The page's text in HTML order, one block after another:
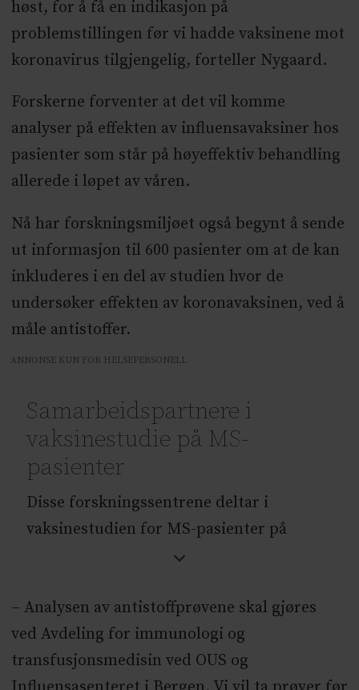
høst, for å få en indikasjon på
problemstillingen før vi hadde vaksinene mot
koronavirus tilgjengelig, forteller Nygaard.
Forskerne forventer at det vil komme
analyser på effekten av influensavaksiner hos
pasienter som står på høyeffektiv behandling
allerede i løpet av våren.
Nå har forskningsmiljøet også begynt å sende
ut informasjon til 600 pasienter om at de kan
inkluderes i en del av studien hvor de
undersøker effekten av koronavaksinen, ved å
måle antistoffer.
ANNONSE KUN FOR HELSEPERSONELL
Samarbeidspartnere i
vaksinestudie på MS-
pasienter
Disse forskningssentrene deltar i
vaksinestudien for MS-pasienter på
potente behandlinger: Sykehuset
Ingvild Leiknes, Stine Schikora-
RustadHaukeland universitetssjukehus:
Hilde Torgauten, Øivind Torkildsen,
– Analysen av antistoffprøvene skal gjøres
ved Avdeling for immunologi og
transfusjonsmedisin ved OUS og